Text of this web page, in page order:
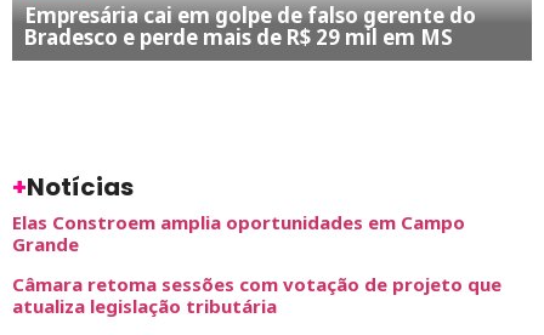
Empresária cai em golpe de falso gerente do
Bradesco e perde mais de R$ 29 mil em MS
+Notícias
Elas Constroem amplia oportunidades em Campo
Grande
Câmara retoma sessões com votação de projeto que
atualiza legislação tributária